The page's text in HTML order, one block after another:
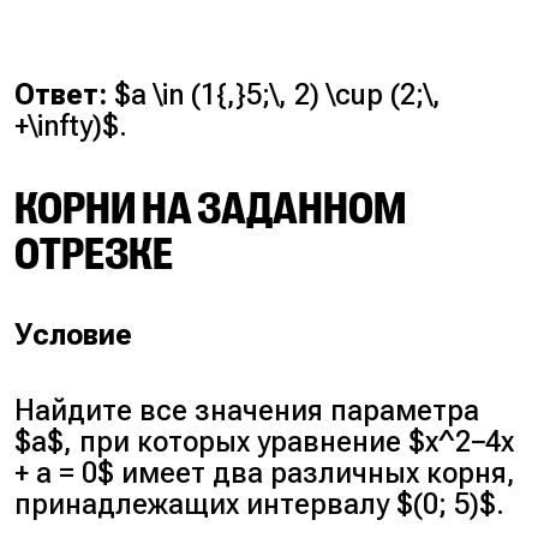
Ответ: $a \in (1{,}5;\, 2) \cup (2;\,
+\infty)$.
КОРНИ НА ЗАДАННОМ
ОТРЕЗКЕ
Условие
Найдите все значения параметра
$a$, при которых уравнение $x^2−4x
+ a = 0$ имеет два различных корня,
принадлежащих интервалу $(0; 5)$.